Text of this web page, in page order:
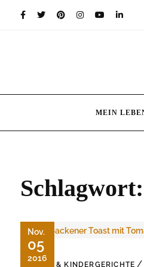
MEIN
Schlagwort:
Nov.
05
2016
BABY & KINDERGERICHTE /